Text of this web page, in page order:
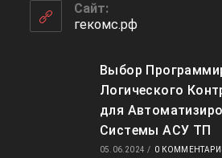
Сайт:
гекомс.рф
Выбор
Логического
для
Системы АСУ ТП
05.06.2024 / 0